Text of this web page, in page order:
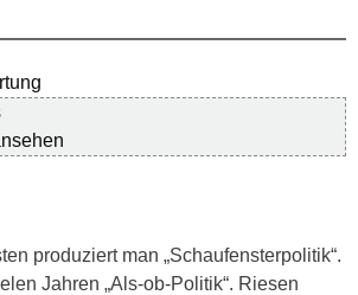
produziert man „Schaufensterpolitik“.
Jahren „Als-ob-Politik“. Riesen